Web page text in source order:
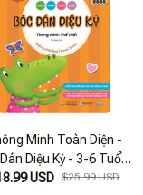
Minh Toàn Diện -
Diệu Kỳ - 3-6 Tuổi -
Minh Thể Chất
USD $25.99 USD